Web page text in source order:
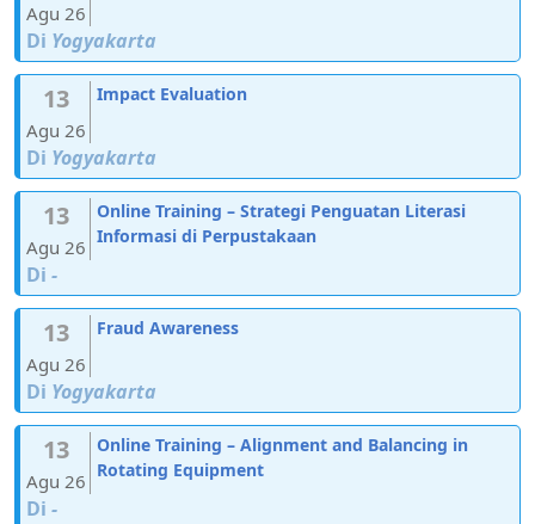
Agu 26
Di Yogyakarta
13
Agu 26
Impact Evaluation
Di Yogyakarta
13
Agu 26
Online Training – Strategi Penguatan Literasi
Informasi di Perpustakaan
Di -
13
Agu 26
Fraud Awareness
Di Yogyakarta
13
Agu 26
Online Training – Alignment and Balancing in
Rotating Equipment
Di -